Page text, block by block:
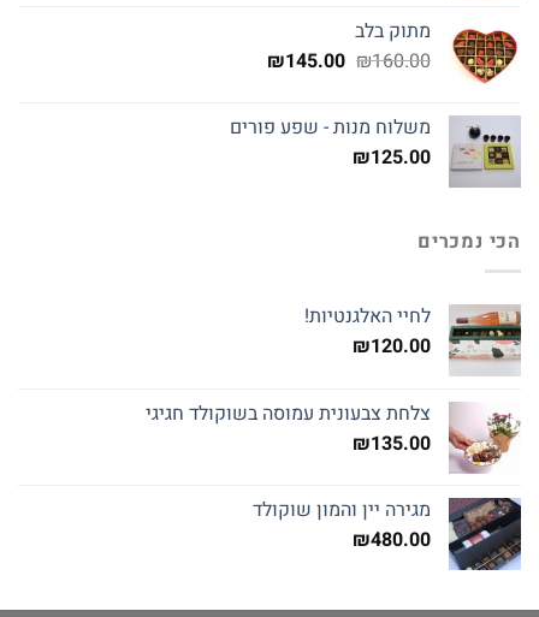
מתוק בלב
₪160.00
המחיר
₪160.00.
₪145.00
המחיר
₪145.00.
משלוח מנות - שפע פורים
₪125.00
הכי נמכרים
לחיי האלגנטיות!
₪120.00
צלחת צבעונית עמוסה בשוקולד חגיגי
₪135.00
מגירה יין והמון שוקולד
₪480.00